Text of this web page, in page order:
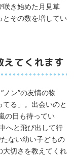
咲き始めた月見草
とその数を増してい
えてくれます
ノン”の友情の物
る」。出会いのと
の日も待ってい
へと飛び出して行
ない幼い子どもの
大切さを教えてくれ